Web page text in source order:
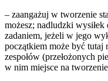
– zaangażuj w tworzenie
możesz; nadludzki
zadaniem, jeżeli w jego
początkiem może być tutaj
zespołów (przełożonych
w nim miejsce na